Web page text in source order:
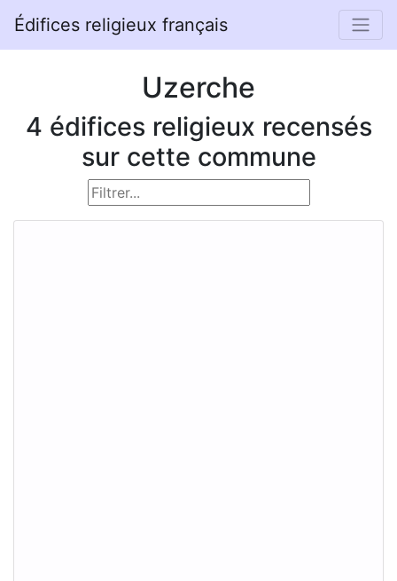
Édifices religieux français
Uzerche
4 édifices religieux recensés
sur cette commune